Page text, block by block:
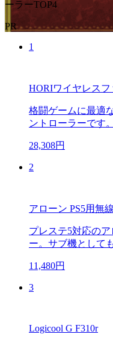
ーラーTOP4
PR
1
HORIワイヤレスフ
格闘ゲームに最適
ントローラーです。
28,308円
2
アローン PS5用無
プレステ5対応の
ー。サブ機として
11,480円
3
Logicool G F310r